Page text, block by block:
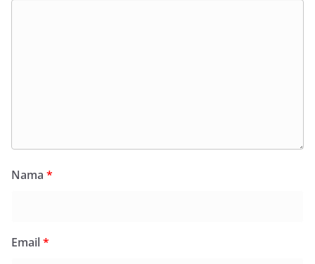
Nama *
Email*